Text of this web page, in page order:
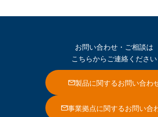
お問い合わせ・ご相談は
こちらからご連絡ください
製品に関するお問い合わ
事業拠点に関するお問い合